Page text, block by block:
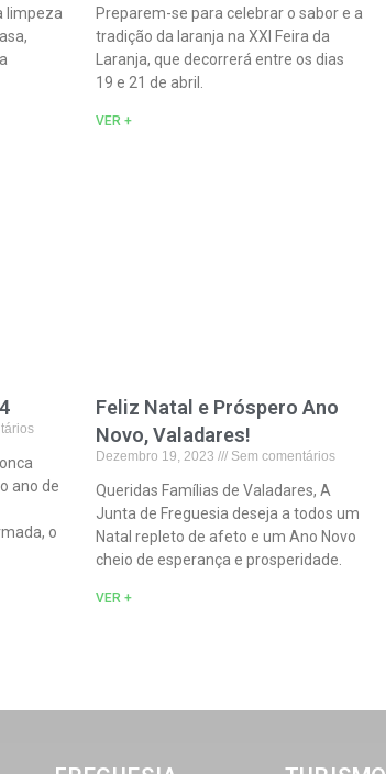
limpeza
Preparem-se para celebrar o sabor e a
tradição da laranja na XXI Feira da
Laranja, que decorrerá entre os dias
19 e 21 de abril.
VER +
ano de
o
Feliz Natal e Próspero Ano
Novo, Valadares!
Dezembro 19, 2023 Sem comentários
Queridas Famílias de Valadares, A
Junta de Freguesia deseja a todos um
Natal repleto de afeto e um Ano Novo
cheio de esperança e prosperidade.
VER +